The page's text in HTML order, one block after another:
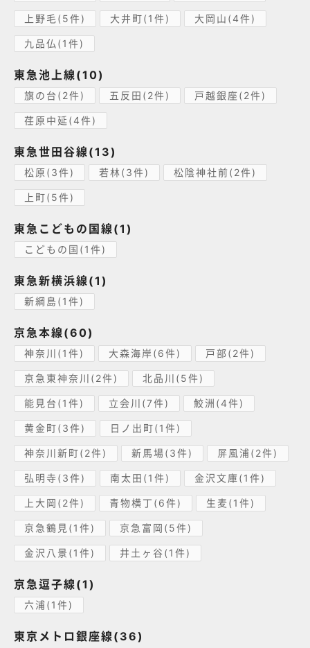
上野毛(5件) 大井町(1件) 大岡山(4件)
九品仏(1件)
東急池上線(10)
旗の台(2件) 五反田(2件) 戸越銀座(2件)
荏原中延(4件)
東急世田谷線(13)
松原(3件) 若林(3件) 松陰神社前(2件)
上町(5件)
東急こどもの国線(1)
こどもの国(1件)
東急新横浜線(1)
新綱島(1件)
京急本線(60)
神奈川(1件) 大森海岸(6件) 戸部(2件)
京急東神奈川(2件) 北品川(5件)
能見台(1件) 立会川(7件) 鮫洲(4件)
黄金町(3件) 日ノ出町(1件)
神奈川新町(2件) 新馬場(3件) 屏風浦(2件)
弘明寺(3件) 南太田(1件) 金沢文庫(1件)
上大岡(2件) 青物横丁(6件) 生麦(1件)
京急鶴見(1件) 京急富岡(5件)
金沢八景(1件) 井土ヶ谷(1件)
京急逗子線(1)
六浦(1件)
東京メトロ銀座線(36)